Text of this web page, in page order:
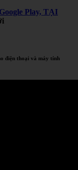
Play, TẠI
điện thoại và máy tính